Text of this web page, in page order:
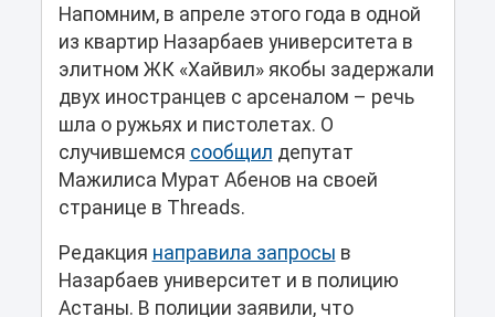
Напомним, в апреле этого года в одной
из квартир Назарбаев университета в
элитном ЖК «Хайвил» якобы задержали
двух иностранцев с арсеналом – речь
шла о ружьях и пистолетах. О
случившемся сообщил депутат
Мажилиса Мурат Абенов на своей
странице в Threads.
Редакция направила запросы в
Назарбаев университет и в полицию
Астаны. В полиции заявили, что